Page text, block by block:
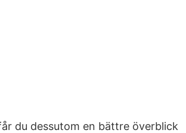
du dessutom en bättre överblick